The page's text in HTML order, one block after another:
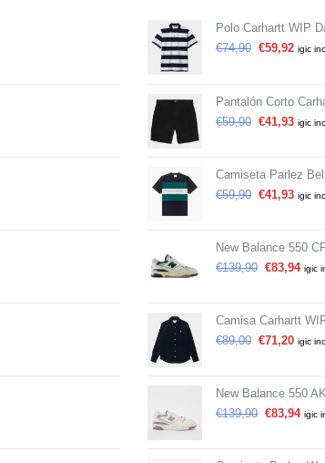
Polo Carhartt WIP
€74,90 €59,92 igic
Pantalón Corto
€59,90 €41,93 igic
Camiseta Parlez
€59,90 €41,93 igic
New Balance 550
€139,90 €83,94 igic
Camisa Carhartt
€89,00 €71,20 igic
New Balance 550
€139,90 €83,94 igic